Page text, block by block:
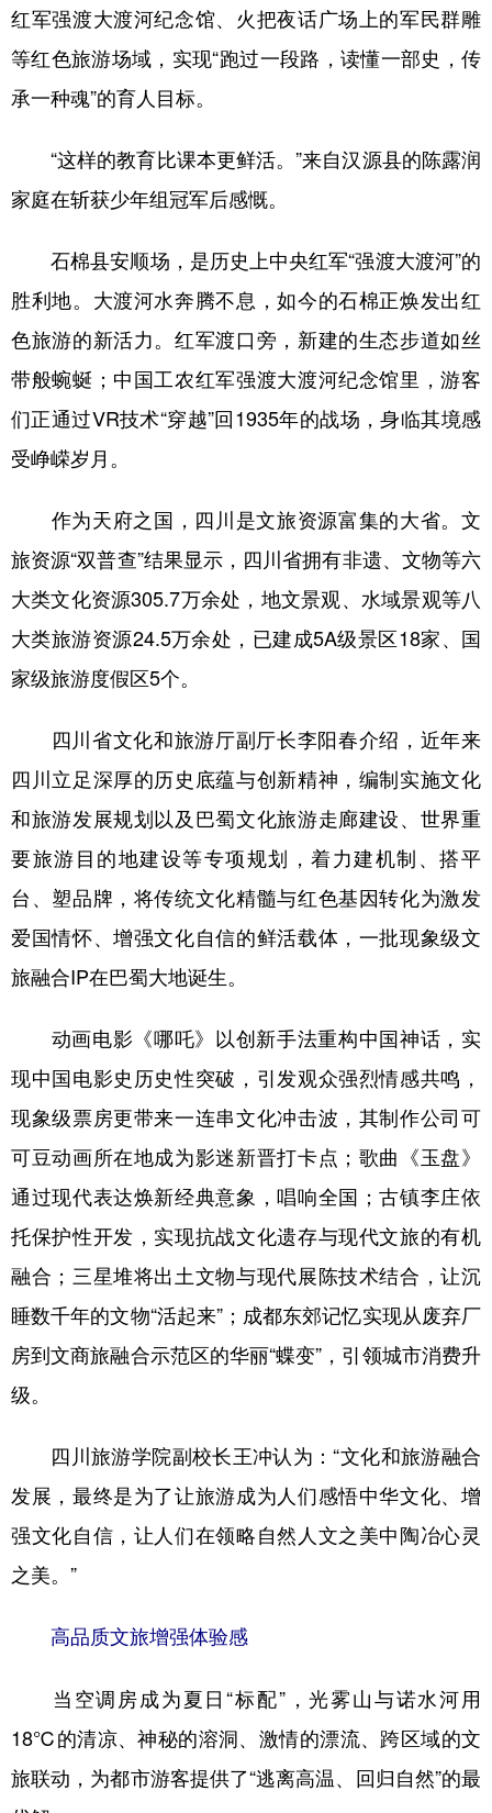
新疆 内蒙古 黑龙江
English Español Français عربى
Русский язык
Deutsch Português
红军强渡大渡河纪念馆、火把夜话广场上的军民群雕
等红色旅游场域，实现“跑过一段路，读懂一部史，传
承一种魂”的育人目标。
“这样的教育比课本更鲜活。”来自汉源县的陈露润
家庭在斩获少年组冠军后感慨。
石棉县安顺场，是历史上中央红军“强渡大渡河”的
胜利地。大渡河水奔腾不息，如今的石棉正焕发出红
色旅游的新活力。红军渡口旁，新建的生态步道如丝
带般蜿蜒；中国工农红军强渡大渡河纪念馆里，游客
们正通过VR技术“穿越”回1935年的战场，身临其境感
受峥嵘岁月。
作为天府之国，四川是文旅资源富集的大省。文
旅资源“双普查”结果显示，四川省拥有非遗、文物等六
大类文化资源305.7万余处，地文景观、水域景观等八
大类旅游资源24.5万余处，已建成5A级景区18家、国
家级旅游度假区5个。
四川省文化和旅游厅副厅长李阳春介绍，近年来
四川立足深厚的历史底蕴与创新精神，编制实施文化
和旅游发展规划以及巴蜀文化旅游走廊建设、世界重
要旅游目的地建设等专项规划，着力建机制、搭平
台、塑品牌，将传统文化精髓与红色基因转化为激发
爱国情怀、增强文化自信的鲜活载体，一批现象级文
旅融合IP在巴蜀大地诞生。
动画电影《哪吒》以创新手法重构中国神话，实
现中国电影史历史性突破，引发观众强烈情感共鸣，
现象级票房更带来一连串文化冲击波，其制作公司可
可豆动画所在地成为影迷新晋打卡点；歌曲《玉盘》
通过现代表达焕新经典意象，唱响全国；古镇李庄依
托保护性开发，实现抗战文化遗存与现代文旅的有机
融合；三星堆将出土文物与现代展陈技术结合，让沉
睡数千年的文物“活起来”；成都东郊记忆实现从废弃厂
房到文商旅融合示范区的华丽“蝶变”，引领城市消费升
级。
四川旅游学院副校长王冲认为：“文化和旅游融合
发展，最终是为了让旅游成为人们感悟中华文化、增
强文化自信，让人们在领略自然人文之美中陶冶心灵
之美。”
高品质文旅增强体验感
当空调房成为夏日“标配”，光雾山与诺水河用
18℃的清凉、神秘的溶洞、激情的漂流、跨区域的文
旅联动，为都市游客提供了“逃离高温、回归自然”的最